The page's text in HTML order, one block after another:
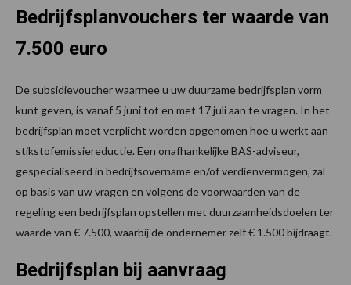
Bedrijfsplanvouchers ter waarde van
7.500 euro
De subsidievoucher waarmee u uw duurzame bedrijfsplan vorm
kunt geven, is vanaf 5 juni tot en met 17 juli aan te vragen. In het
bedrijfsplan moet verplicht worden opgenomen hoe u werkt aan
stikstofemissiereductie. Een onafhankelijke BAS-adviseur,
gespecialiseerd in bedrijfsovername en/of verdienvermogen, zal
op basis van uw vragen en volgens de voorwaarden van de
regeling een bedrijfsplan opstellen met duurzaamheidsdoelen ter
waarde van € 7.500, waarbij de ondernemer zelf € 1.500 bijdraagt.
Bedrijfsplan bij aanvraag